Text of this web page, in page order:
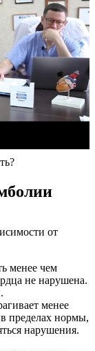
от
менее чем
не нарушена.
менее
пределах нормы,
нарушения.